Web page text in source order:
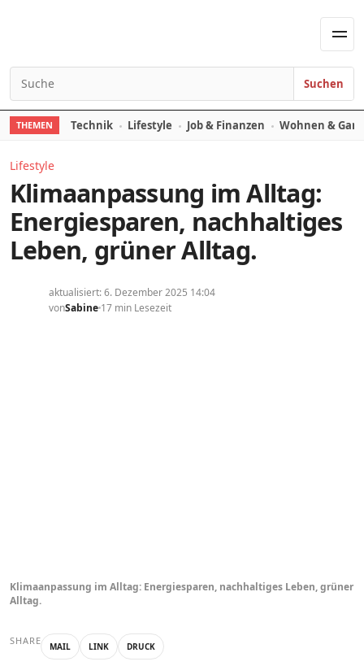
Search for:
Suchen
THEMEN Technik Lifestyle Job & Finanzen Wohnen &
Lifestyle
Klimaanpassung im Alltag:
Energiesparen, nachhaltiges
Leben, grüner Alltag.
aktualisiert: 6. Dezember 2025 14:04
vonSabine 17 min Lesezeit
Klimaanpassung im Alltag: Energiesparen, nachhaltiges Leben, grüner
Alltag.
SHARE MAIL LINK DRUCK